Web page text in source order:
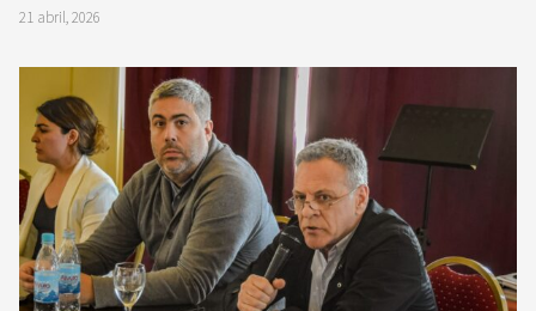
21 abril, 2026